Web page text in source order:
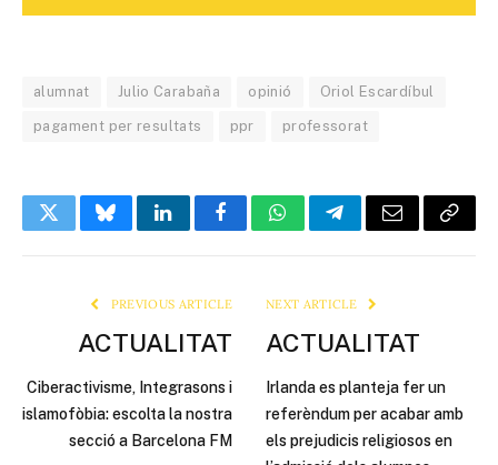
alumnat Julio Carabaña opinió Oriol Escardíbul
pagament per resultats ppr professorat
TwitterBlueskyLinkedInFacebookWhatsAppTelegramEmail Copy
PREVIOUS ARTICLE
ACTUALITAT
Ciberactivisme, Integrasons i
islamofòbia: escolta la nostra
secció a Barcelona FM
NEXT ARTICLE
ACTUALITAT
Irlanda es planteja fer un
referèndum per acabar amb
els prejudicis religiosos en